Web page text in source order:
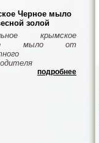
Черное мыло
золой
крымское
мыло от
подробнее